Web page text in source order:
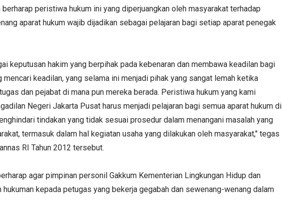
peristiwa hukum ini yang diperjuangkan oleh masyarakat terhadap
aparat hukum wajib dijadikan sebagai pelajaran bagi setiap aparat penegak
keputusan hakim yang berpihak pada kebenaran dan membawa keadilan bagi
mencari keadilan, yang selama ini menjadi pihak yang sangat lemah ketika
dan pejabat di mana pun mereka berada. Peristiwa hukum yang kami
Negeri Jakarta Pusat harus menjadi pelajaran bagi semua aparat hukum di
tindakan yang tidak sesuai prosedur dalam menangani masalah yang
termasuk dalam hal kegiatan usaha yang dilakukan oleh masyarakat," tegas
RI Tahun 2012 tersebut.
agar pimpinan personil Gakkum Kementerian Lingkungan Hidup dan
hukuman kepada petugas yang bekerja gegabah dan sewenang-wenang dalam